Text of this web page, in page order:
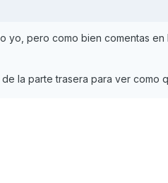
yo, pero como bien comentas en
la parte trasera para ver como